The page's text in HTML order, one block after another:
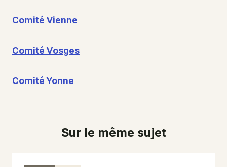
Comité Vienne
Comité Vosges
Comité Yonne
Sur le même sujet